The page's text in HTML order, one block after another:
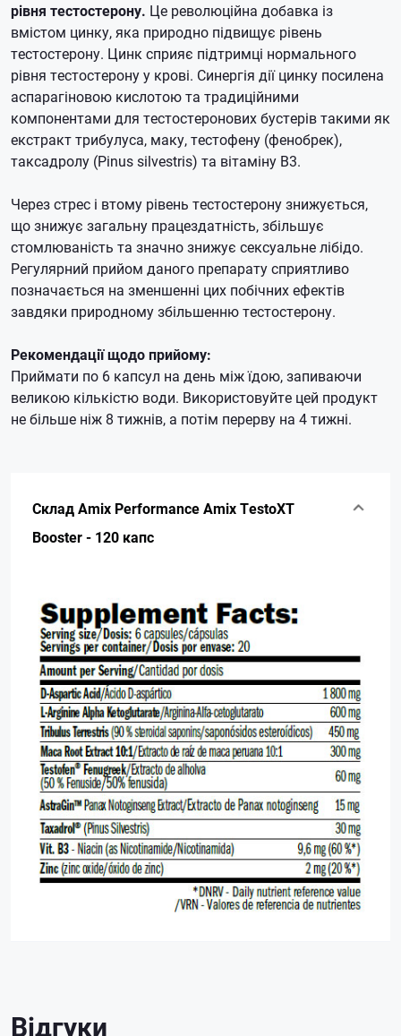
рівня тестостерону. Це революційна добавка із
вмістом цинку, яка природно підвищує рівень
тестостерону. Цинк сприяє підтримці нормального
рівня тестостерону у крові. Синергія дії цинку посилена
аспарагіновою кислотою та традиційними
компонентами для тестостеронових бустерів такими як
екстракт трибулуса, маку, тестофену (фенобрек),
таксадролу (Pinus silvestris) та вітаміну B3.
Через стрес і втому рівень тестостерону знижується,
що знижує загальну працездатність, збільшує
стомлюваність та значно знижує сексуальне лібідо.
Регулярний прийом даного препарату сприятливо
позначається на зменшенні цих побічних ефектів
завдяки природному збільшенню тестостерону.
Рекомендації щодо прийому:
Приймати по 6 капсул на день між їдою, запиваючи
великою кількістю води. Використовуйте цей продукт
не більше ніж 8 тижнів, а потім перерву на 4 тижні.
Склад Amix Performance Amix TestoXT
Booster - 120 капс
Відгуки